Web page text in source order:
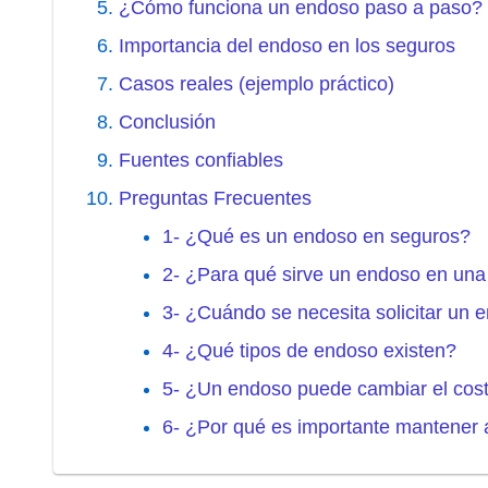
¿Cómo funciona un endoso paso a paso?
Importancia del endoso en los seguros
Casos reales (ejemplo práctico)
Conclusión
Fuentes confiables
Preguntas Frecuentes
1- ¿Qué es un endoso en seguros?
2- ¿Para qué sirve un endoso en
3- ¿Cuándo se necesita solicitar un
4- ¿Qué tipos de endoso existen?
5- ¿Un endoso puede cambiar el
6- ¿Por qué es importante